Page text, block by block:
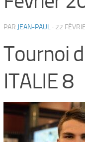
PAR JEAN-PAUL · 22
Tournoi
ITALIE 8